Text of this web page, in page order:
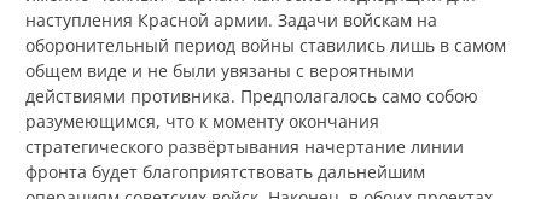
наступления Красной армии. Задачи войскам на
оборонительный период войны ставились лишь в самом
общем виде и не были увязаны с вероятными
действиями противника. Предполагалось само собою
разумеющимся, что к моменту окончания
стратегического развёртывания начертание линии
фронта будет благоприятствовать дальнейшим